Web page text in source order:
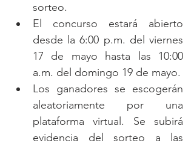
sorteo.
El concurso estará abierto
desde la 6:00 p.m. del viernes
17 de mayo hasta las 10:00
a.m. del domingo 19 de mayo.
Los ganadores se escogerán
aleatoriamente por una
plataforma virtual. Se subirá
evidencia del sorteo a las